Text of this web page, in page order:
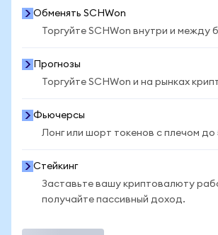
Обменять SCHWon
Торгуйте SCHWon внутри и между
Прогнозы
Торгуйте SCHWon и на рынках
Фьючерсы
Лонг или шорт токенов с плечом до
Стейкинг
Заставьте вашу криптовалюту
получайте пассивный доход.